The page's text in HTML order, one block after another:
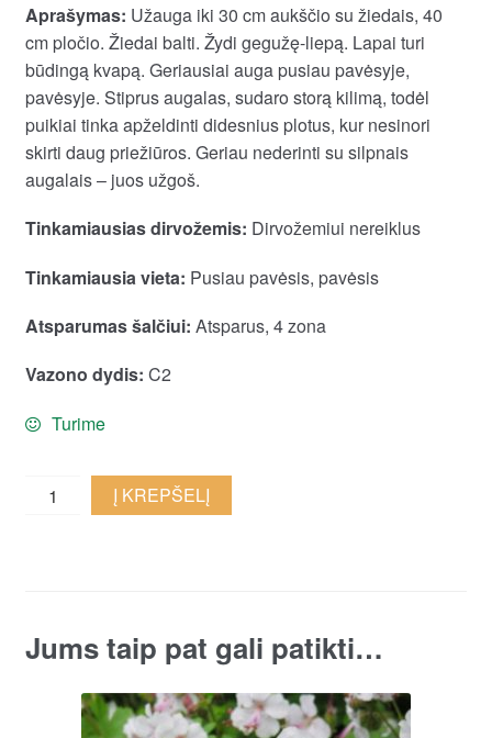
Aprašymas: Užauga iki 30 cm aukščio su žiedais, 40
cm pločio. Žiedai balti. Žydi gegužę-liepą. Lapai turi
būdingą kvapą. Geriausiai auga pusiau pavėsyje,
pavėsyje. Stiprus augalas, sudaro storą kilimą, todėl
puikiai tinka apželdinti didesnius plotus, kur nesinori
skirti daug priežiūros. Geriau nederinti su silpnais
augalais – juos užgoš.
Tinkamiausias dirvožemis: Dirvožemiui nereiklus
Tinkamiausia vieta: Pusiau pavėsis, pavėsis
Atsparumas šalčiui: Atsparus, 4 zona
Vazono dydis: C2
Turime
Stambiašaknis
snaputis
Į KREPŠELĮ
Jums taip pat gali patikti…